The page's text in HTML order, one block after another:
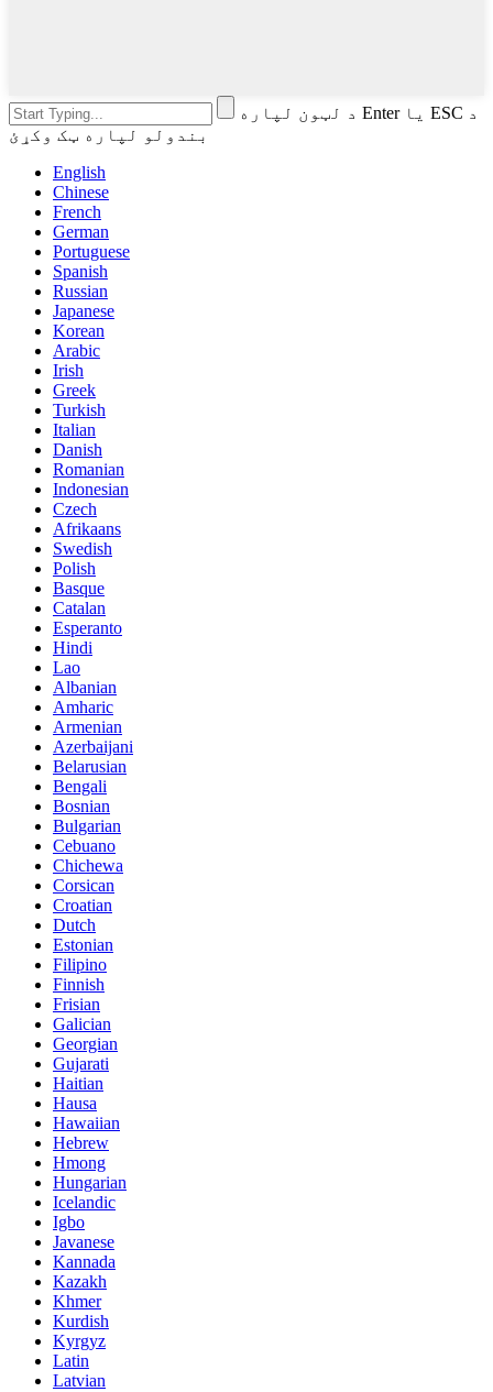
د لټون لپاره Enter یا ESC د
بندولو لپاره ټک وکړئ
English
Chinese
French
German
Portuguese
Spanish
Russian
Japanese
Korean
Arabic
Irish
Greek
Turkish
Italian
Danish
Romanian
Indonesian
Czech
Afrikaans
Swedish
Polish
Basque
Catalan
Esperanto
Hindi
Lao
Albanian
Amharic
Armenian
Azerbaijani
Belarusian
Bengali
Bosnian
Bulgarian
Cebuano
Chichewa
Corsican
Croatian
Dutch
Estonian
Filipino
Finnish
Frisian
Galician
Georgian
Gujarati
Haitian
Hausa
Hawaiian
Hebrew
Hmong
Hungarian
Icelandic
Igbo
Javanese
Kannada
Kazakh
Khmer
Kurdish
Kyrgyz
Latin
Latvian